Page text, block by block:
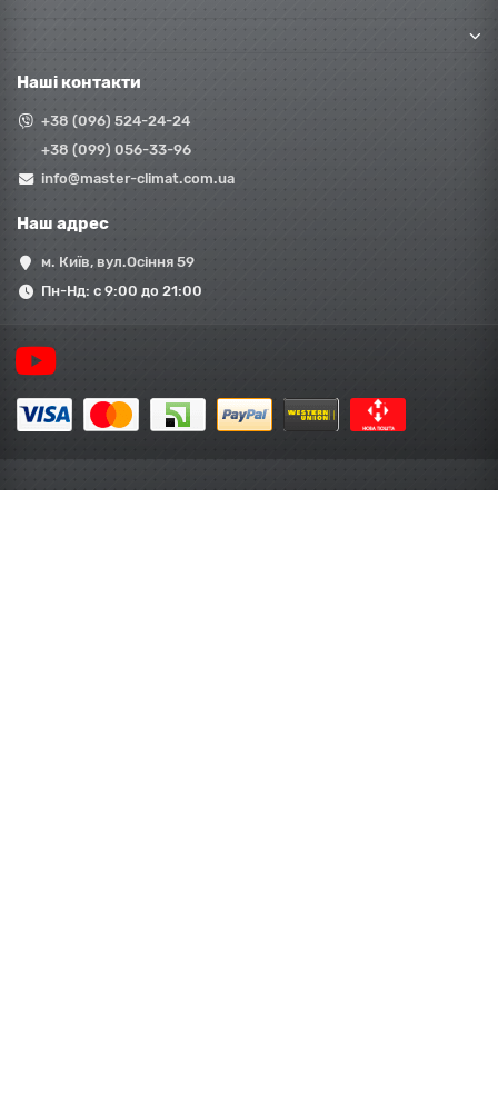
Наші контакти
+38 (096) 524-24-24
+38 (099) 056-33-96
info@master-climat.com.ua
Наш адрес
м. Київ, вул.Осіння 59
Пн-Нд: с 9:00 до 21:00